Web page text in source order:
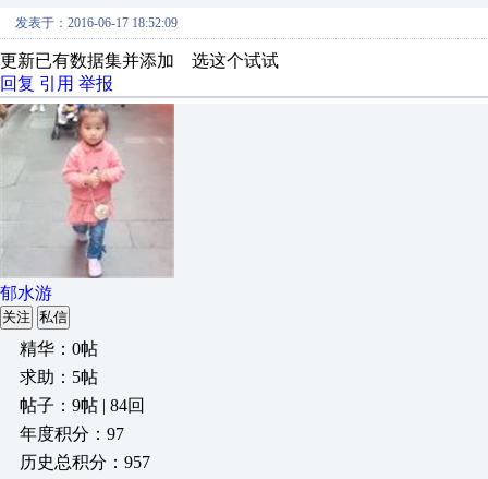
发表于：2016-06-17 18:52:09
更新已有数据集并添加 选这个试试
回复 引用 举报
郁水游
关注 私信
精华：0帖
求助：5帖
帖子：9帖 | 84回
年度积分：97
历史总积分：957